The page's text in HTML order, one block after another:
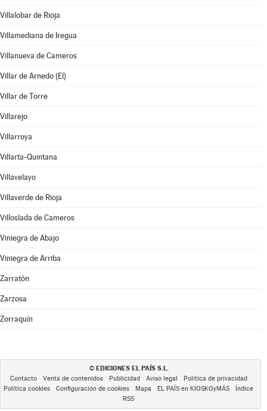
Villalobar de Rioja
Villamediana de Iregua
Villanueva de Cameros
Villar de Arnedo (El)
Villar de Torre
Villarejo
Villarroya
Villarta-Quintana
Villavelayo
Villaverde de Rioja
Villoslada de Cameros
Viniegra de Abajo
Viniegra de Arriba
Zarratón
Zarzosa
Zorraquín
© EDICIONES EL PAÍS S.L.
Contacto Venta de contenidos Publicidad Aviso legal
Política de privacidad
Política cookies
Configuración de cookies Mapa EL PAÍS en KIOSKOyMÁS
Índice
RSS